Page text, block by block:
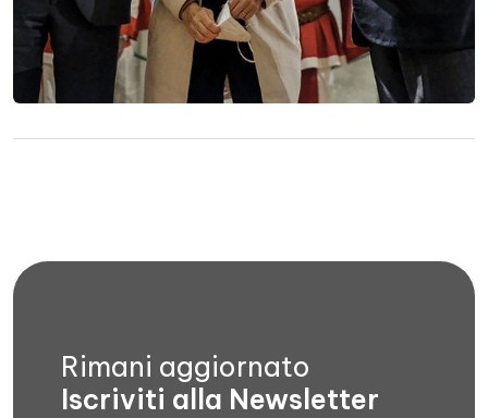
Rimani aggiornato
Iscriviti alla Newsletter